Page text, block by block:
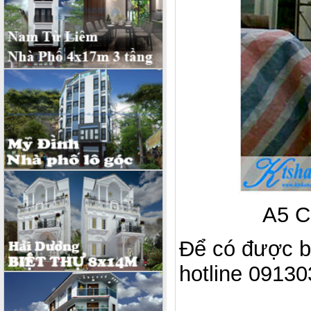
A5
Để có được
hotline